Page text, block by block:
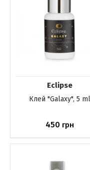
Eclipse
Клей "Galaxy", 5 ml
450 грн